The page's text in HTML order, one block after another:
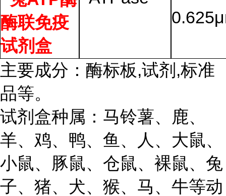
酶联免疫
试剂盒
主要成分：酶标板,试剂,标准
品等。
试剂盒种属：马铃薯、鹿、
羊、鸡、鸭、鱼、人、大鼠、
小鼠、豚鼠、仓鼠、裸鼠、兔
子、猪、犬、猴、马、牛等动